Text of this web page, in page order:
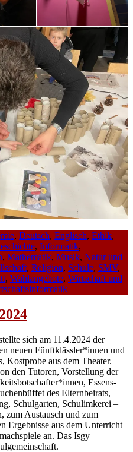
, Deutsch, Englisch, Ethik,
, Informatik,
, Mathematik, Musik, Natur und
, Religion, Schule, SMV,
, Wahlangebote, Wirtschaft und
sich am 11.4.2024 der
neuen Fünftklässler*innen und
Kostprobe aus dem Theater.
den Tutoren, Vorstellung der
Essens-
des Elternbeirats,
Schulgarten, Schulimkerei –
zum Austausch und zum
Ergebnisse aus dem Unterricht
an. Das Isgy